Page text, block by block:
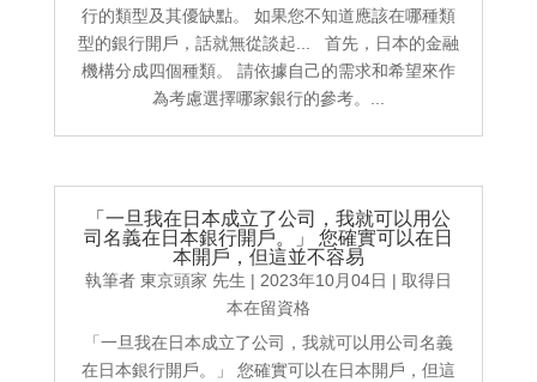
行的類型及其優缺點。 如果您不知道應該在哪種類
型的銀行開戶，話就無從談起... 首先，日本的金融
機構分成四個種類。 請依據自己的需求和希望來作
為考慮選擇哪家銀行的參考。...
「一旦我在日本成立了公司，我就可以用公
司名義在日本銀行開戶。」 您確實可以在日
本開戶，但這並不容易
執筆者 東京頭家 先生 | 2023年10月04日 | 取得日
本在留資格
「一旦我在日本成立了公司，我就可以用公司名義
在日本銀行開戶。」 您確實可以在日本開戶，但這